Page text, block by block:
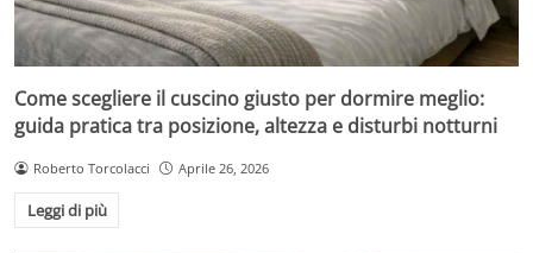
Come scegliere il cuscino giusto per dormire meglio:
guida pratica tra posizione, altezza e disturbi notturni
Roberto Torcolacci Aprile 26, 2026
Leggi di più